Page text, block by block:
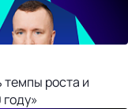
темпы роста и